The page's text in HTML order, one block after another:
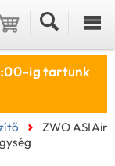
ig tartunk
ZWO ASIAir